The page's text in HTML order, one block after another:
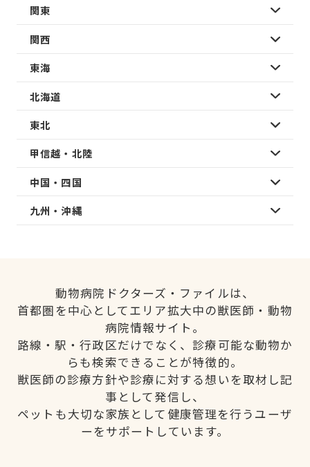
関東
関西
東海
北海道
東北
甲信越・北陸
中国・四国
九州・沖縄
動物病院ドクターズ・ファイルは、
首都圏を中心としてエリア拡大中の獣医師・動物
病院情報サイト。
路線・駅・行政区だけでなく、診療可能な動物か
らも検索できることが特徴的。
獣医師の診療方針や診療に対する想いを取材し記
事として発信し、
ペットも大切な家族として健康管理を行うユーザ
ーをサポートしています。